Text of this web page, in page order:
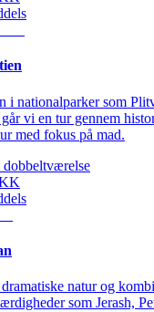
i nationalparker som
vi en tur gennem
med fokus på mad.
dobbeltværelse
natur og
som Jerash,